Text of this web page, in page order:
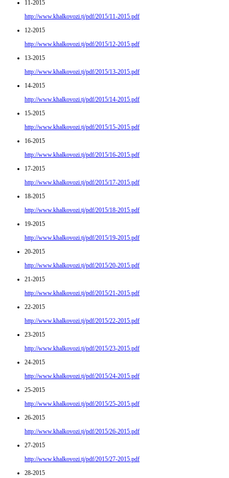
11-2015
http://www.khalkovozi.tj/pdf/2015/11-2015.pdf
12-2015
http://www.khalkovozi.tj/pdf/2015/12-2015.pdf
13-2015
http://www.khalkovozi.tj/pdf/2015/13-2015.pdf
14-2015
http://www.khalkovozi.tj/pdf/2015/14-2015.pdf
15-2015
http://www.khalkovozi.tj/pdf/2015/15-2015.pdf
16-2015
http://www.khalkovozi.tj/pdf/2015/16-2015.pdf
17-2015
http://www.khalkovozi.tj/pdf/2015/17-2015.pdf
18-2015
http://www.khalkovozi.tj/pdf/2015/18-2015.pdf
19-2015
http://www.khalkovozi.tj/pdf/2015/19-2015.pdf
20-2015
http://www.khalkovozi.tj/pdf/2015/20-2015.pdf
21-2015
http://www.khalkovozi.tj/pdf/2015/21-2015.pdf
22-2015
http://www.khalkovozi.tj/pdf/2015/22-2015.pdf
23-2015
http://www.khalkovozi.tj/pdf/2015/23-2015.pdf
24-2015
http://www.khalkovozi.tj/pdf/2015/24-2015.pdf
25-2015
http://www.khalkovozi.tj/pdf/2015/25-2015.pdf
26-2015
http://www.khalkovozi.tj/pdf/2015/26-2015.pdf
27-2015
http://www.khalkovozi.tj/pdf/2015/27-2015.pdf
28-2015